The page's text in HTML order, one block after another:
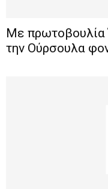
Με πρωτοβουλία
την Ούρσουλα